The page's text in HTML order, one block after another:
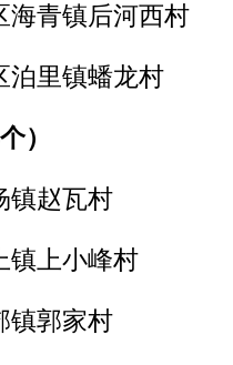
海青镇后河西村
泊里镇蟠龙村
）
镇赵瓦村
镇上小峰村
镇郭家村